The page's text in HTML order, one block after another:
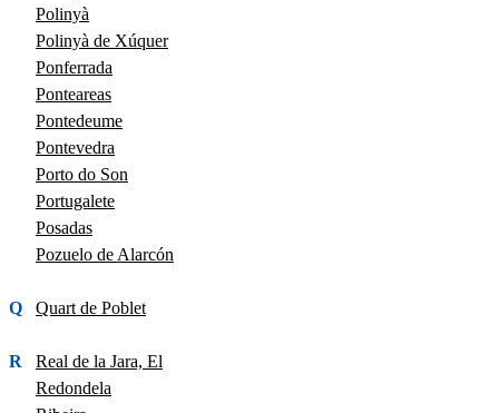
Polinyà
Polinyà de Xúquer
Ponferrada
Ponteareas
Pontedeume
Pontevedra
Porto do Son
Portugalete
Posadas
Pozuelo de Alarcón
Q Quart de Poblet
R
Real de la Jara, El
Redondela